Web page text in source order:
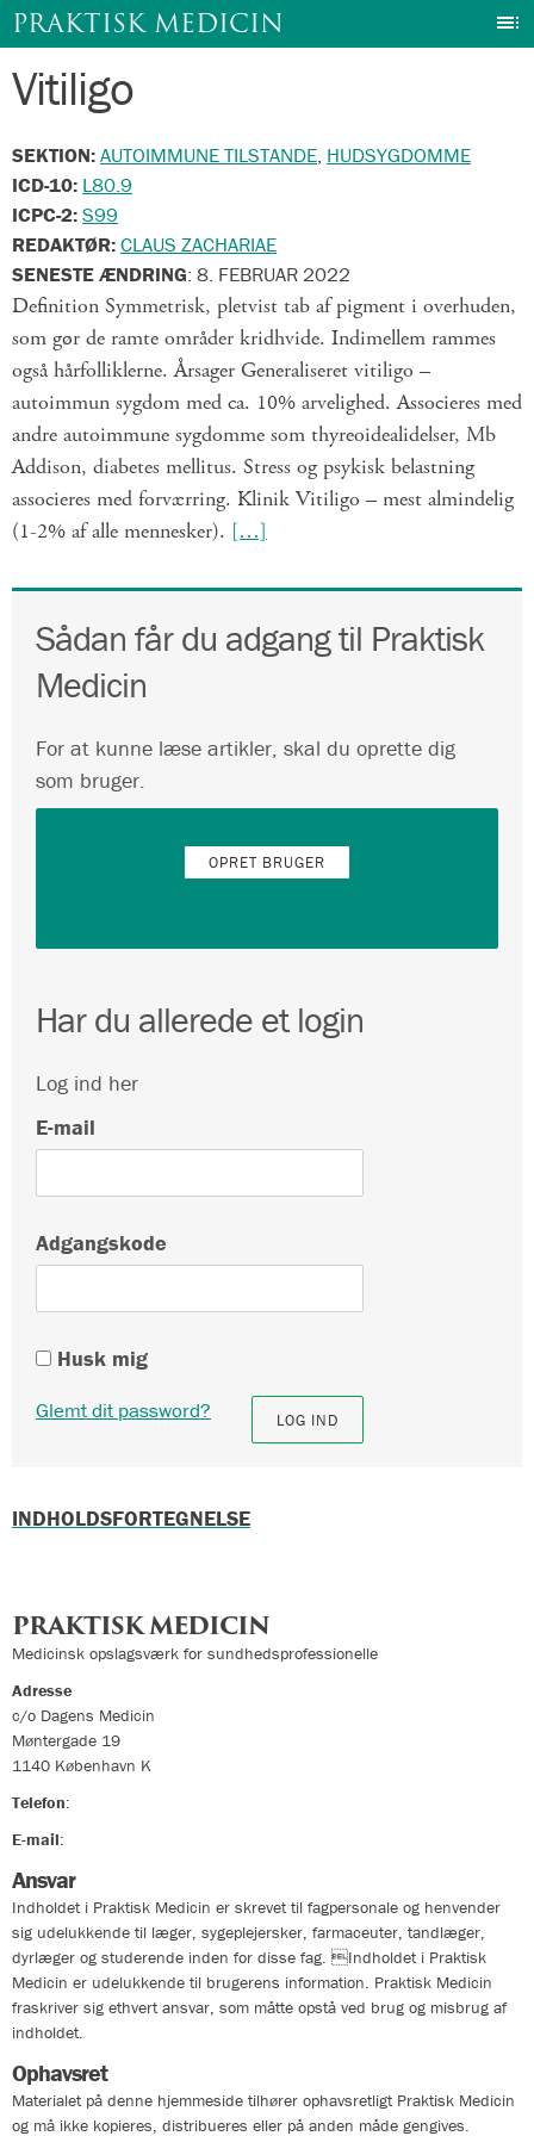
Gå
PRAKTISK MEDICIN
Vitiligo
SEKTION:AUTOIMMUNE TILSTANDE, HUDSYGDOMME
ICD-10: L80.9
ICPC-2:S99
REDAKTØR:CLAUS ZACHARIAE
SENESTE ÆNDRING: 8. FEBRUAR 2022
Definition Symmetrisk, pletvist tab af pigment i overhuden,
som gør de ramte områder kridhvide. Indimellem rammes
også hårfolliklerne. Årsager Generaliseret vitiligo –
autoimmun sygdom med ca. 10% arvelighed. Associeres med
andre autoimmune sygdomme som thyreoidealidelser, Mb
Addison, diabetes mellitus. Stress og psykisk belastning
associeres med forværring. Klinik Vitiligo – mest almindelig
(1-2% af alle mennesker). […]
Sådan får du adgang til Praktisk
Medicin
For at kunne læse artikler, skal du oprette dig
som bruger.
OPRET BRUGER
Har du allerede et login
Log ind her
E-mail
Adgangskode
Husk mig
Glemt dit password?
INDHOLDSFORTEGNELSE
PRAKTISK MEDICIN
Medicinsk opslagsværk for sundhedsprofessionelle
Adresse
c/o Dagens Medicin
Møntergade 19
1140 København K
Telefon:
E-mail:
Ansvar
Indholdet i Praktisk Medicin er skrevet til fagpersonale og henvender
sig udelukkende til læger, sygeplejersker, farmaceuter, tandlæger,
dyrlæger og studerende inden for disse fag. Indholdet i Praktisk
Medicin er udelukkende til brugerens information. Praktisk Medicin
fraskriver sig ethvert ansvar, som måtte opstå ved brug og misbrug af
indholdet.
Ophavsret
Materialet på denne hjemmeside tilhører ophavsretligt Praktisk Medicin
og må ikke kopieres, distribueres eller på anden måde gengives.